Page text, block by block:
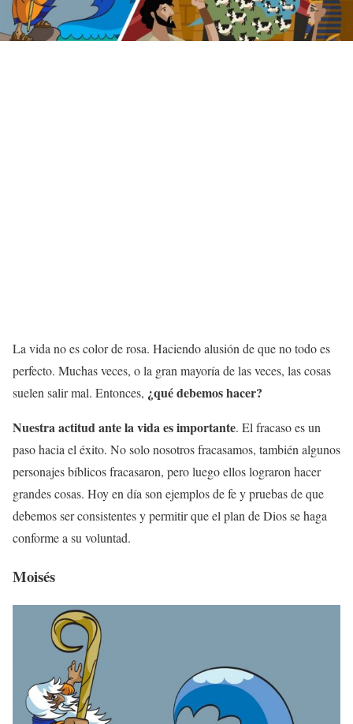
La vida no es color de rosa. Haciendo alusión de que no todo es
perfecto. Muchas veces, o la gran mayoría de las veces, las cosas
suelen salir mal. Entonces, ¿qué debemos hacer?
Nuestra actitud ante la vida es importante. El fracaso es un
paso hacia el éxito. No solo nosotros fracasamos, también algunos
personajes bíblicos fracasaron, pero luego ellos lograron hacer
grandes cosas. Hoy en día son ejemplos de fe y pruebas de que
debemos ser consistentes y permitir que el plan de Dios se haga
conforme a su voluntad.
Moisés